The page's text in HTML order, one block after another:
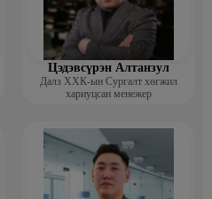
Цэдэвсүрэн Алтанзул
Далз ХХК-ын Сургалт хөгжил
хариуцсан менежер